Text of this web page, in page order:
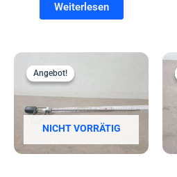
Weiterlesen
Angebot!
NICHT VORRÄTIG
Angebot!
Ursprünglicher
70,00 €
Aktueller
50,00 €.